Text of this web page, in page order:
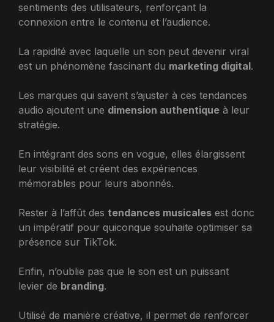
sentiments des utilisateurs, renforçant la
connexion entre le contenu et l’audience.
La rapidité avec laquelle un son peut devenir viral
est un phénomène fascinant du marketing digital.
Les marques qui savent s’ajuster à ces tendances
audio ajoutent une dimension authentique à leur
stratégie.
En intégrant des sons en vogue, elles élargissent
leur visibilité et créent des expériences
mémorables pour leurs abonnés.
Rester à l’affût des tendances musicales est donc
un impératif pour quiconque souhaite optimiser sa
présence sur TikTok.
Enfin, n’oublie pas que le son est un puissant
levier de branding.
Utilisé de manière créative, il permet de renforcer